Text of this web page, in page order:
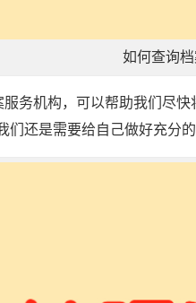
如何查询
务机构，可以帮助我们尽
还是需要给自己做好充分的